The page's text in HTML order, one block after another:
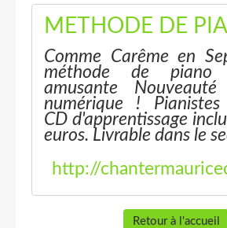
Comme Carême en
méthode de
amusante
numérique ! Pianistes
CD d'apprentissage
euros. Livrable dans le
Retour à l'accueil